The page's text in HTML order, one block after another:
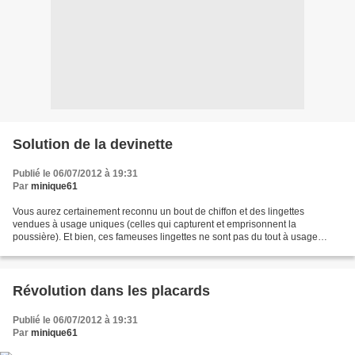
Solution de la devinette
Publié le 06/07/2012 à 19:31
Par minique61
Vous aurez certainement reconnu un bout de chiffon et des lingettes
vendues à usage uniques (celles qui capturent et emprisonnent la
poussière). Et bien, ces fameuses lingettes ne sont pas du tout à usage
Révolution dans les placards
Publié le 06/07/2012 à 19:31
Par minique61